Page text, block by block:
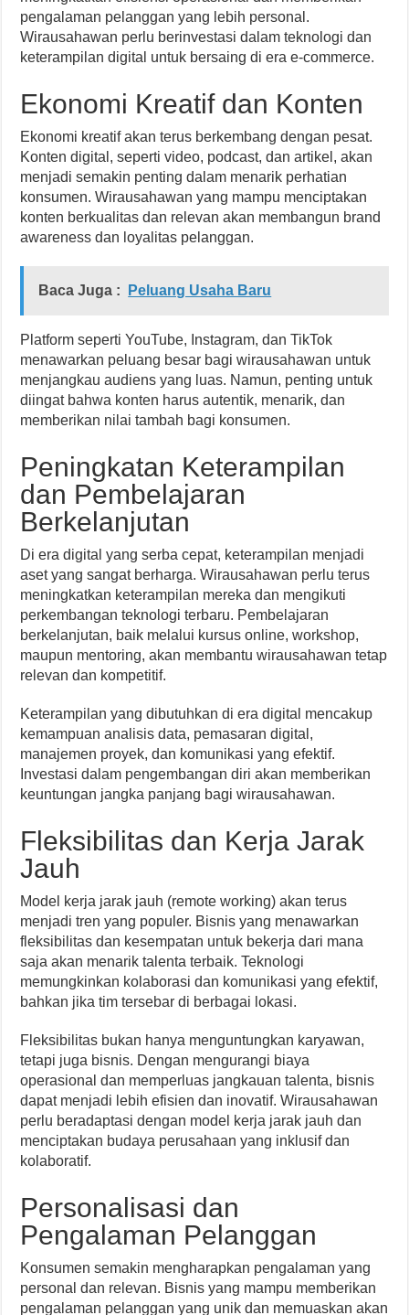
pengalaman pelanggan yang lebih personal.
Wirausahawan perlu berinvestasi dalam teknologi dan
keterampilan digital untuk bersaing di era e-commerce.
Ekonomi Kreatif dan Konten
Ekonomi kreatif akan terus berkembang dengan pesat.
Konten digital, seperti video, podcast, dan artikel, akan
menjadi semakin penting dalam menarik perhatian
konsumen. Wirausahawan yang mampu menciptakan
konten berkualitas dan relevan akan membangun brand
awareness dan loyalitas pelanggan.
Baca Juga : Peluang Usaha Baru
Platform seperti YouTube, Instagram, dan TikTok
menawarkan peluang besar bagi wirausahawan untuk
menjangkau audiens yang luas. Namun, penting untuk
diingat bahwa konten harus autentik, menarik, dan
memberikan nilai tambah bagi konsumen.
Peningkatan Keterampilan
dan Pembelajaran
Berkelanjutan
Di era digital yang serba cepat, keterampilan menjadi
aset yang sangat berharga. Wirausahawan perlu terus
meningkatkan keterampilan mereka dan mengikuti
perkembangan teknologi terbaru. Pembelajaran
berkelanjutan, baik melalui kursus online, workshop,
maupun mentoring, akan membantu wirausahawan tetap
relevan dan kompetitif.
Keterampilan yang dibutuhkan di era digital mencakup
kemampuan analisis data, pemasaran digital,
manajemen proyek, dan komunikasi yang efektif.
Investasi dalam pengembangan diri akan memberikan
keuntungan jangka panjang bagi wirausahawan.
Fleksibilitas dan Kerja Jarak
Jauh
Model kerja jarak jauh (remote working) akan terus
menjadi tren yang populer. Bisnis yang menawarkan
fleksibilitas dan kesempatan untuk bekerja dari mana
saja akan menarik talenta terbaik. Teknologi
memungkinkan kolaborasi dan komunikasi yang efektif,
bahkan jika tim tersebar di berbagai lokasi.
Fleksibilitas bukan hanya menguntungkan karyawan,
tetapi juga bisnis. Dengan mengurangi biaya
operasional dan memperluas jangkauan talenta, bisnis
dapat menjadi lebih efisien dan inovatif. Wirausahawan
perlu beradaptasi dengan model kerja jarak jauh dan
menciptakan budaya perusahaan yang inklusif dan
kolaboratif.
Personalisasi dan
Pengalaman Pelanggan
Konsumen semakin mengharapkan pengalaman yang
personal dan relevan. Bisnis yang mampu memberikan
pengalaman pelanggan yang unik dan memuaskan akan